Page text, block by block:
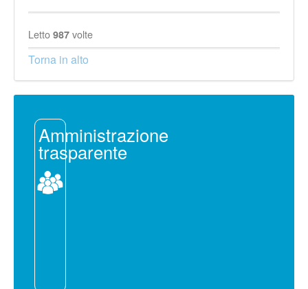
Letto 987 volte
Torna in alto
Amministrazione
trasparente